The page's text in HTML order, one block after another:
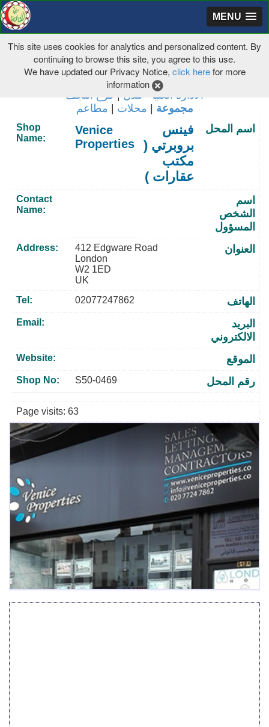
MENU
This site uses cookies for analytics and personalized content. By
continuing to browse this site, you agree to this use.
We have updated our Privacy Notice, click herefor more
information
الادارة العليا - لندن | فرع النجف
مجموعة
محلات مطاعم
Shop
Name:
Venice
Properties
فينس
بروبرتي (
مكتب
عقارات )
اسم المحل
Contact
Name:
اسم
الشخص
المسؤول
Address:
412 Edgware Road
London
W2 1ED
UK
العنوان
Tel: 02077247862 الهاتف
Email:
البريد
الالكتروني
Website: الموقع
Shop No: S50-0469 رقم المحل
Page visits: 63